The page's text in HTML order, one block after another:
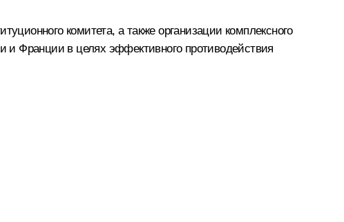
комитета, а также организации комплексного
и Франции в целях эффективного противодействия